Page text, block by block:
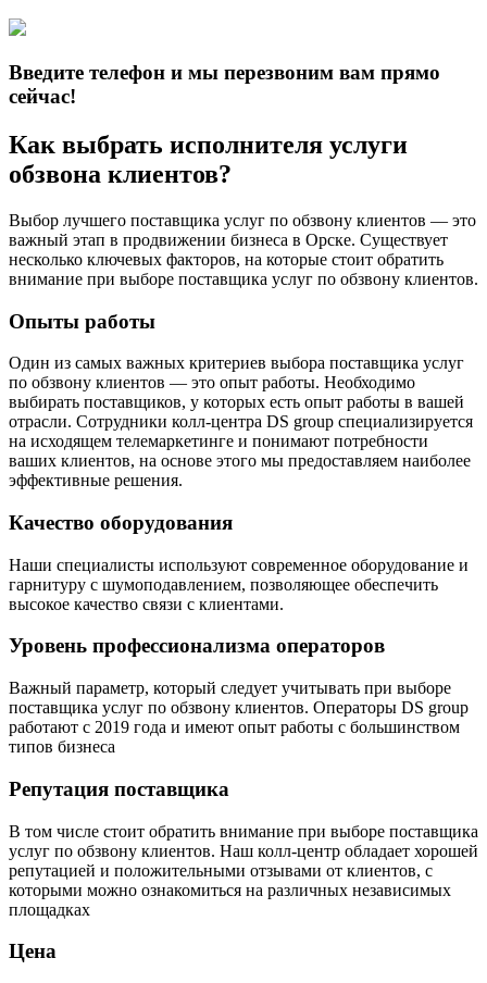
Введите телефон и мы перезвоним вам прямо
сейчас!
Как выбрать исполнителя услуги
обзвона клиентов?
Выбор лучшего поставщика услуг по обзвону клиентов — это
важный этап в продвижении бизнеса в Орске. Существует
несколько ключевых факторов, на которые стоит обратить
внимание при выборе поставщика услуг по обзвону клиентов.
Опыты работы
Один из самых важных критериев выбора поставщика услуг
по обзвону клиентов — это опыт работы. Необходимо
выбирать поставщиков, у которых есть опыт работы в вашей
отрасли. Сотрудники колл-центра DS group специализируется
на исходящем телемаркетинге и понимают потребности
ваших клиентов, на основе этого мы предоставляем наиболее
эффективные решения.
Качество оборудования
Наши специалисты используют современное оборудование и
гарнитуру с шумоподавлением, позволяющее обеспечить
высокое качество связи с клиентами.
Уровень профессионализма операторов
Важный параметр, который следует учитывать при выборе
поставщика услуг по обзвону клиентов. Операторы DS group
работают с 2019 года и имеют опыт работы с большинством
типов бизнеса
Репутация поставщика
В том числе стоит обратить внимание при выборе поставщика
услуг по обзвону клиентов. Наш колл-центр обладает хорошей
репутацией и положительными отзывами от клиентов, с
которыми можно ознакомиться на различных независимых
площадках
Цена